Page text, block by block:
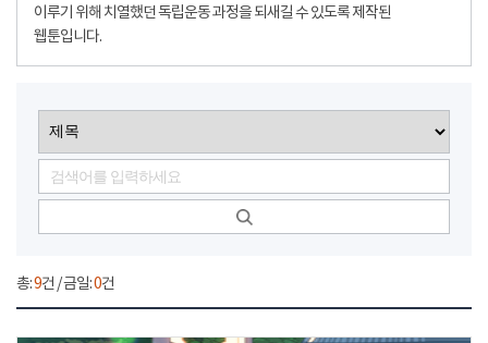
이루기 위해 치열했던 독립운동 과정을 되새길 수 있도록 제작된
웹툰입니다.
총:9건 / 금일:0건